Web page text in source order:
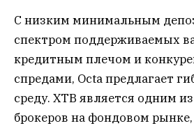
С низким минимальным
спектром поддерживаемых
кредитным плечом и
спредами, Octa предлагает
среду. XTB является одним
брокеров на фондовом